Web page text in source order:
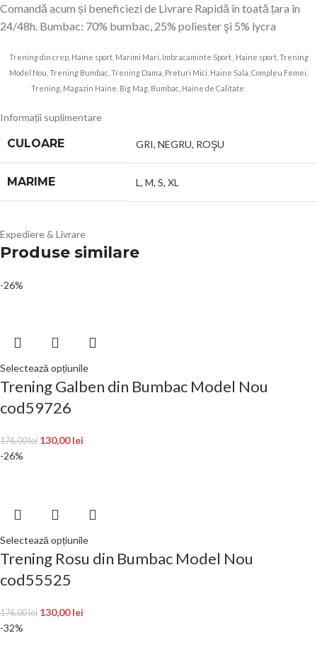
Comandă acum și beneficiezi de Livrare Rapidă în toată țara în
24/48h. Bumbac: 70% bumbac, 25% poliester şi 5% lycra
Trening din crep, Haine sport, Marimi Mari, Imbracaminte Sport , Haine sport, Trening
Model Nou, Trening Bumbac, Trening Dama, Preturi Mici, Haine Sala, Compleu Femei,
Trening, Magazin Haine, Big Mag, Bumbac, Haine de Calitate
Informații suplimentare
CULOARE GRI, NEGRU, ROŞU
MARIME L , M, S, XL
Expediere & Livrare
Produse similare
-26%
Selectează opțiunile
Trening Galben din Bumbac Model Nou
cod59726
176,00lei 130,00lei
-26%
Selectează opțiunile
Trening Rosu din Bumbac Model Nou
cod55525
176,00lei 130,00lei
-32%